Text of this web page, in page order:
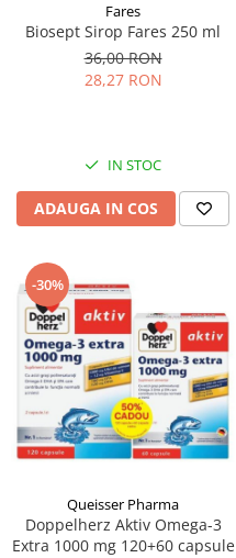
Fares
Biosept Sirop Fares 250 ml
36,00 RON
28,27 RON
IN STOC
ADAUGA IN COS
-30%
Queisser Pharma
Doppelherz Aktiv Omega-3
Extra 1000 mg 120+60 capsule